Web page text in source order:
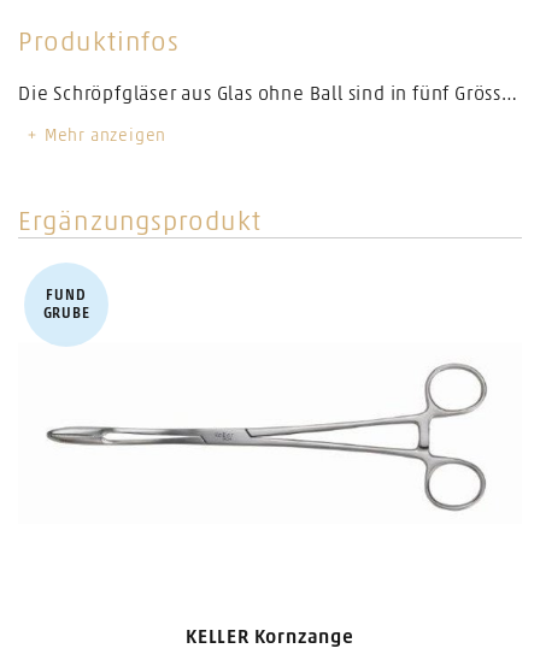
Produktinfos
Die Schröpfgläser aus Glas ohne Ball sind in fünf Grössen erhältlich. Die Gläser sind alle mundgeblasen und stehen so für bestmögliche Qualität.
40 mm
Mehr anzeigen
Ergänzungsprodukt
KELLER Kornzange
FUND​
GRUBE